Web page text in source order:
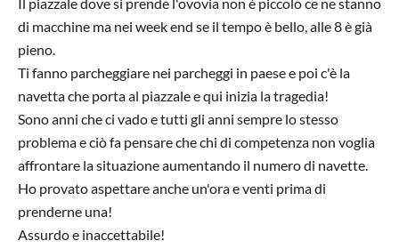
di macchine ma nei week end se il tempo è bello, alle 8 è già
pieno.
Ti fanno parcheggiare nei parcheggi in paese e poi c'è la
navetta che porta al piazzale e qui inizia la tragedia!
Sono anni che ci vado e tutti gli anni sempre lo stesso
problema e ciò fa pensare che chi di competenza non voglia
affrontare la situazione aumentando il numero di navette.
Ho provato aspettare anche un'ora e venti prima di
prenderne una!
Assurdo e inaccettabile!